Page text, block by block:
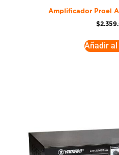
Amplificador Proel
$
Añadir